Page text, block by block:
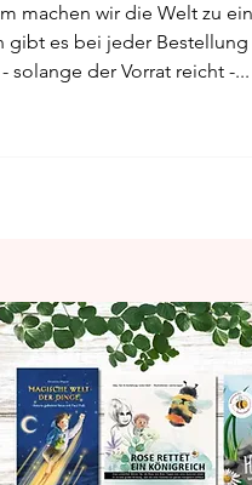
machen wir die Welt zu
gibt es bei jeder
solange der Vorrat reicht -...